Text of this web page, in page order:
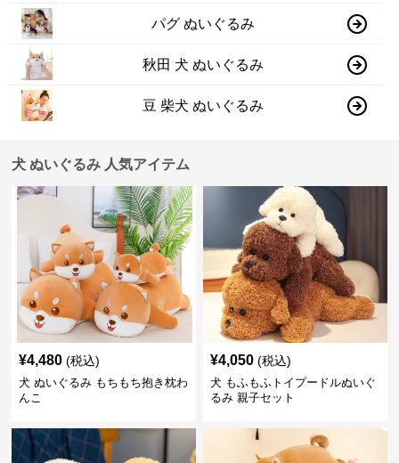
パグ ぬいぐるみ
秋田 犬 ぬいぐるみ
豆 柴犬 ぬいぐるみ
犬 ぬいぐるみ 人気アイテム
¥4,480 (税込)
犬 ぬいぐるみ もちもち抱き枕わ
んこ
¥4,050 (税込)
犬 もふもふトイプードルぬいぐ
るみ 親子セット